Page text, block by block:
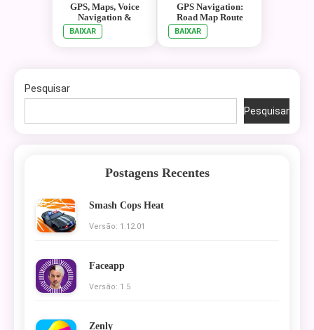
GPS, Maps, Voice
Navigation &
Directions
BAIXAR
GPS Navigation:
Road Map Route
BAIXAR
Pesquisar
Pesquisar
Postagens Recentes
Smash Cops Heat
Versão: 1.12.01
Faceapp
Versão: 1.5
Zenly